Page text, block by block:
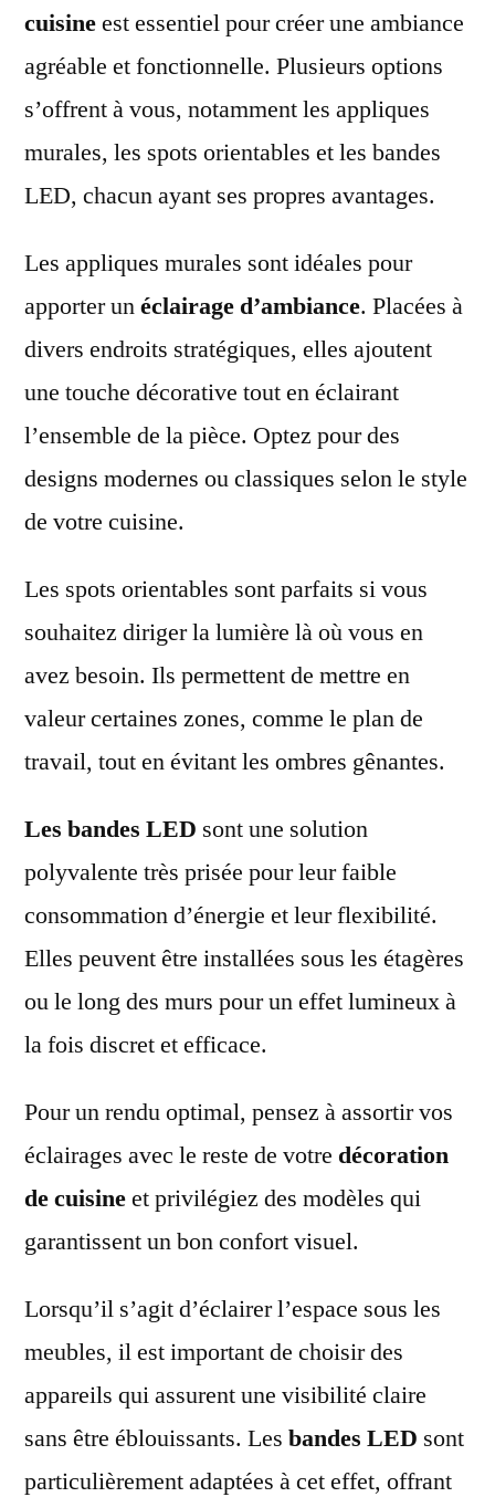
cuisineest essentiel pour créer une ambiance
agréable et fonctionnelle. Plusieurs options
s’offrent à vous, notamment les appliques
murales, les spots orientables et les bandes
LED, chacun ayant ses propres avantages.
Les appliques murales sont idéales pour
apporter unéclairage d’ambiance. Placées à
divers endroits stratégiques, elles ajoutent
une touche décorative tout en éclairant
l’ensemble de la pièce. Optez pour des
designs modernes ou classiques selon le style
de votre cuisine.
Les spots orientables sont parfaits si vous
souhaitez diriger la lumière là où vous en
avez besoin. Ils permettent de mettre en
valeur certaines zones, comme le plan de
travail, tout en évitant les ombres gênantes.
Les bandes LED sont une solution
polyvalente très prisée pour leur faible
consommation d’énergie et leur flexibilité.
Elles peuvent être installées sous les étagères
ou le long des murs pour un effet lumineux à
la fois discret et efficace.
Pour un rendu optimal, pensez à assortir vos
éclairages avec le reste de votre décoration
de cuisineet privilégiez des modèles qui
garantissent un bon confort visuel.
Lorsqu’il s’agit d’éclairer l’espace sous les
meubles, il est important de choisir des
appareils qui assurent une visibilité claire
sans être éblouissants. Les bandes LED sont
particulièrement adaptées à cet effet, offrant